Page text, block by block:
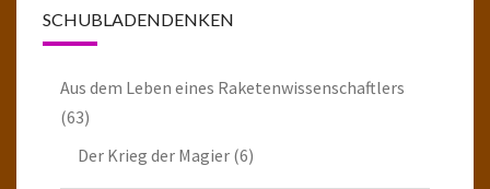
SCHUBLADENDENKEN
Aus dem Leben eines Raketenwissenschaftlers
(63)
Der Krieg der Magier (6)